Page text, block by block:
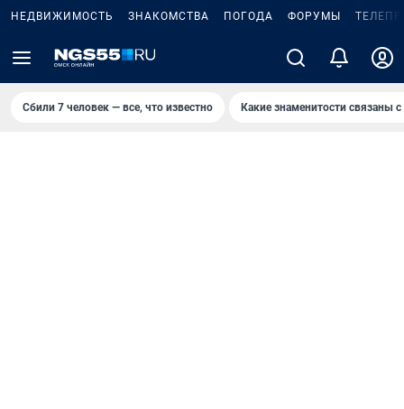
НЕДВИЖИМОСТЬ ЗНАКОМСТВА ПОГОДА ФОРУМЫ
Сбили 7 человек — все, что известно Какие знаменитости связаны